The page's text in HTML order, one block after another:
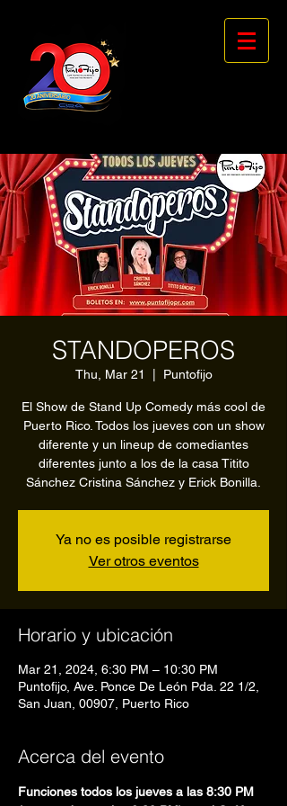
STANDOPEROS
Thu, Mar 21 Puntofijo
El Show de Stand Up Comedy más cool de
Puerto Rico. Todos los jueves con un show
diferente y un lineup de comediantes
diferentes junto a los de la casa Titito
Sánchez Cristina Sánchez y Erick Bonilla.
Ya no es posible registrarse
Ver otros eventos
Horario y ubicación
Mar 21, 2024, 6:30 PM – 10:30 PM
Puntofijo, Ave. Ponce De León Pda. 22 1/2,
San Juan, 00907, Puerto Rico
Acerca del evento
Funciones todos los jueves a las 8:30 PM